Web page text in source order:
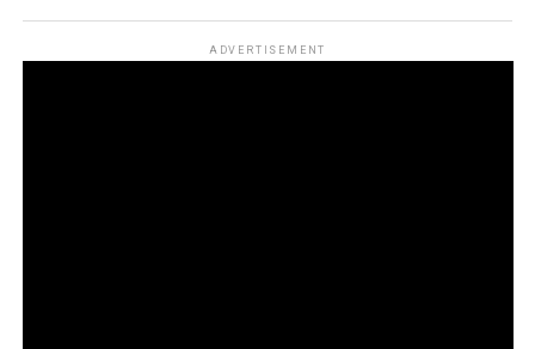
ADVERTISEMENT